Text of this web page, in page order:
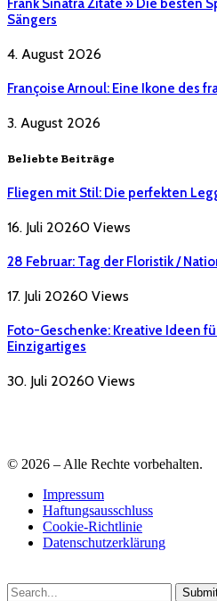
Frank Sinatra Zitate » Die besten
Sängers
4. August 2026
Françoise Arnoul: Eine Ikone des
3. August 2026
Beliebte Beiträge
Fliegen mit Stil: Die perfekten
16. Juli 20260 Views
28 Februar: Tag der Floristik /
17. Juli 20260 Views
Foto-Geschenke: Kreative Ideen
Einzigartiges
30. Juli 20260 Views
© 2026 – Alle Rechte vorbehalten.
Impressum
Haftungsausschluss
Cookie-Richtlinie
Datenschutzerklärung